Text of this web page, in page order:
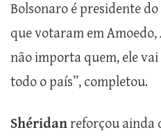
Bolsonaro é presidente
que votaram em
não importa quem, ele
todo o país”, completou.
Shéridanreforçou ainda